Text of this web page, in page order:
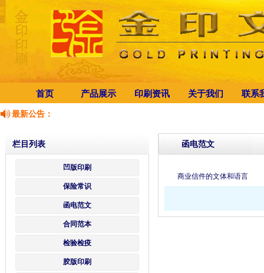
首页 产品展示 印刷资讯 关于我们 联系
最新公告：
栏目列表
凹版印刷
保险常识
函电范文
合同范本
检验检疫
胶版印刷
函电范文
商业信件的文体和语言